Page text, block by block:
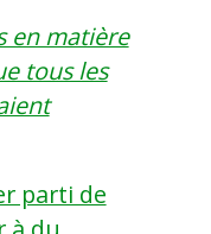
en matière
tous les
parti de